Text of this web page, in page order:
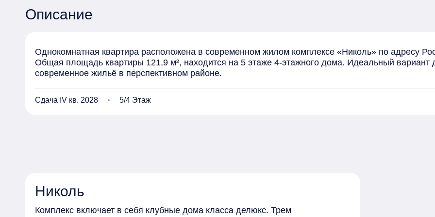
Описание
Однокомнатная квартира расположена в современном жилом комплексе «Николь» по адресу
Общая площадь квартиры 121,9 м², находится на 5 этаже 4-этажного дома. Идеальный вариант
современное жильё в перспективном районе.
Сдача IV кв. 2028 5/4 Этаж
Николь
Комплекс включает в себя клубные дома класса делюкс. Трем